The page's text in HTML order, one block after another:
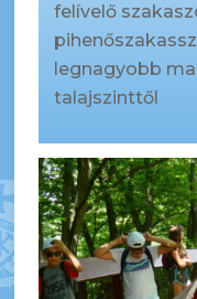
felívelő
legnagyobb
talajszinttől